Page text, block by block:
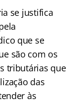
se justifica
que se
são com os
tributárias que
das
às